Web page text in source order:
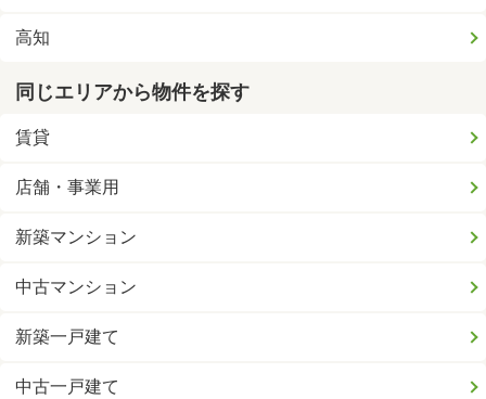
高知
同じエリアから物件を探す
賃貸
店舗・事業用
新築マンション
中古マンション
新築一戸建て
中古一戸建て